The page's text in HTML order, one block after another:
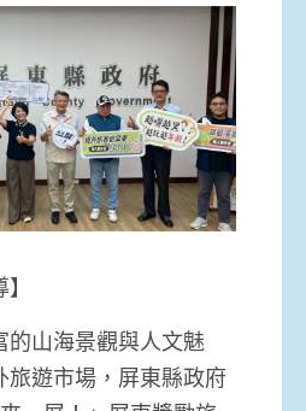
山海景觀與人文魅
旅遊市場，屏東縣政府